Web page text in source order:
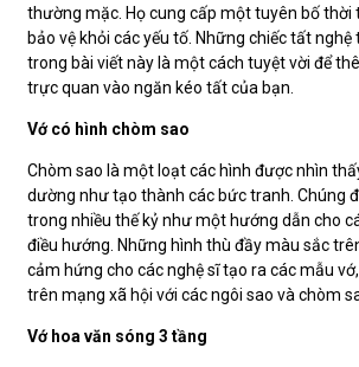
thường mặc. Họ cung cấp một tuyên bố thời
bảo vệ khỏi các yếu tố. Những chiếc tất
trong bài viết này là một cách tuyệt vời để
trực quan vào ngăn kéo tất của bạn.
Vớ có hình chòm sao
Chòm sao là một loạt các hình được nhìn
dường như tạo thành các bức tranh. Chúng
trong nhiều thế kỷ như một hướng dẫn cho
điều hướng. Những hình thù đầy màu sắc
cảm hứng cho các nghệ sĩ tạo ra các mẫu
trên mạng xã hội với các ngôi sao và chòm
Vớ hoa văn sóng 3 tầng